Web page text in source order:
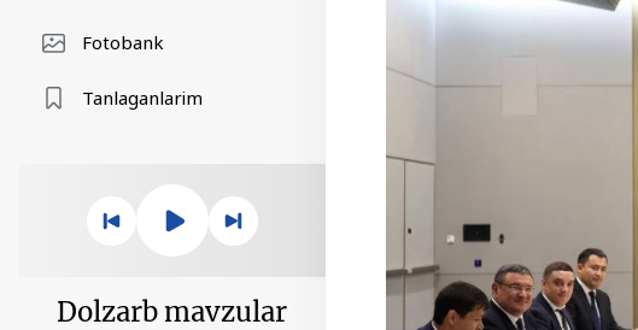
Fotobank
Tanlaganlarim
Dolzarb mavzular